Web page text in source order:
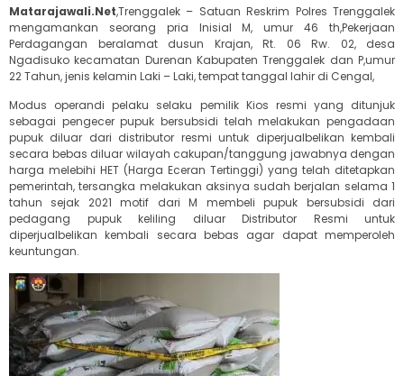
Matarajawali.Net,Trenggalek – Satuan Reskrim Polres Trenggalek
mengamankan seorang pria Inisial M, umur 46 th,Pekerjaan
Perdagangan beralamat dusun Krajan, Rt. 06 Rw. 02, desa
Ngadisuko kecamatan Durenan Kabupaten Trenggalek dan P,umur
22 Tahun, jenis kelamin Laki – Laki, tempat tanggal lahir di Cengal,
Modus operandi pelaku selaku pemilik Kios resmi yang ditunjuk
sebagai pengecer pupuk bersubsidi telah melakukan pengadaan
pupuk diluar dari distributor resmi untuk diperjualbelikan kembali
secara bebas diluar wilayah cakupan/tanggung jawabnya dengan
harga melebihi HET (Harga Eceran Tertinggi) yang telah ditetapkan
pemerintah, tersangka melakukan aksinya sudah berjalan selama 1
tahun sejak 2021 motif dari M membeli pupuk bersubsidi dari
pedagang pupuk keliling diluar Distributor Resmi untuk
diperjualbelikan kembali secara bebas agar dapat memperoleh
keuntungan.